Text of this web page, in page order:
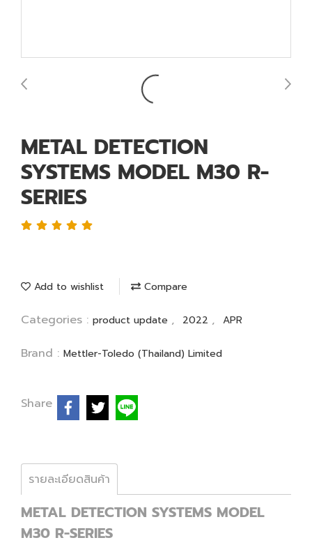
METAL DETECTION
SYSTEMS MODEL M30 R-
SERIES
Add to wishlist Compare
Categories : product update , 2022 , APR
Brand : Mettler-Toledo (Thailand) Limited
Share
รายละเอียดสินค้า
METAL DETECTION SYSTEMS MODEL
M30 R-SERIES